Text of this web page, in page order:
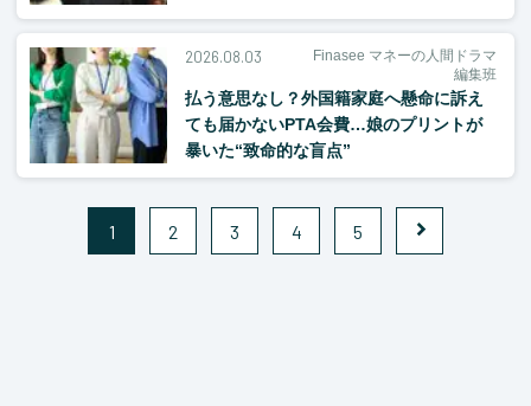
2026.08.03
Finasee マネーの人間ドラマ
編集班
払う意思なし？外国籍家庭へ懸命に訴え
ても届かないPTA会費…娘のプリントが
暴いた“致命的な盲点”
1 2 3 4 5